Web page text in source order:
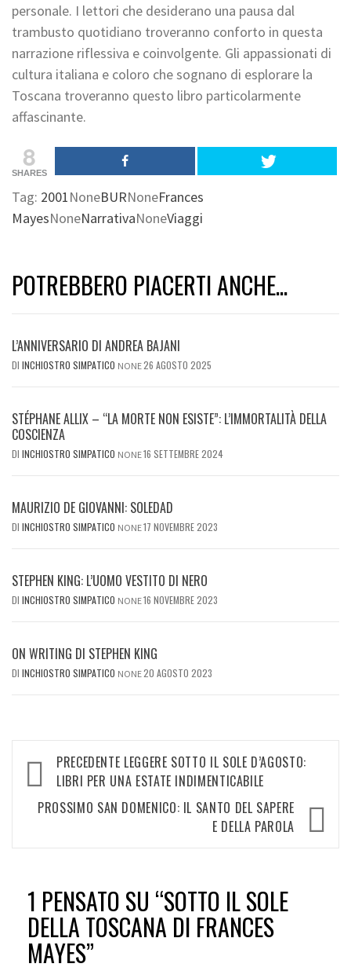
personale. I lettori che desiderano una pausa dal
trambusto quotidiano troveranno conforto in questa
narrazione riflessiva e coinvolgente. Gli appassionati di
cultura italiana e coloro che sognano di esplorare la
Toscana troveranno questo libro particolarmente
affascinante.
8
SHARES
Tag: 2001NoneBURNoneFrances
MayesNoneNarrativaNoneViaggi
POTREBBERO PIACERTI ANCHE...
L’ANNIVERSARIO DI ANDREA BAJANI
DI INCHIOSTRO SIMPATICO NONE26 AGOSTO 2025
STÉPHANE ALLIX – “LA MORTE NON ESISTE”: L’IMMORTALITÀ DELLA
COSCIENZA
DI INCHIOSTRO SIMPATICO NONE16 SETTEMBRE 2024
MAURIZIO DE GIOVANNI: SOLEDAD
DI INCHIOSTRO SIMPATICO NONE17 NOVEMBRE 2023
STEPHEN KING: L’UOMO VESTITO DI NERO
DI INCHIOSTRO SIMPATICO NONE16 NOVEMBRE 2023
ON WRITING DI STEPHEN KING
DI INCHIOSTRO SIMPATICO NONE20 AGOSTO 2023
Navigazione
articolo
PRECEDENTE LEGGERE SOTTO IL SOLE D’AGOSTO:
LIBRI PER UNA ESTATE INDIMENTICABILE
PROSSIMO SAN DOMENICO: IL SANTO DEL SAPERE
E DELLA PAROLA
1 PENSATO SU “SOTTO IL SOLE
DELLA TOSCANA DI FRANCES
MAYES”